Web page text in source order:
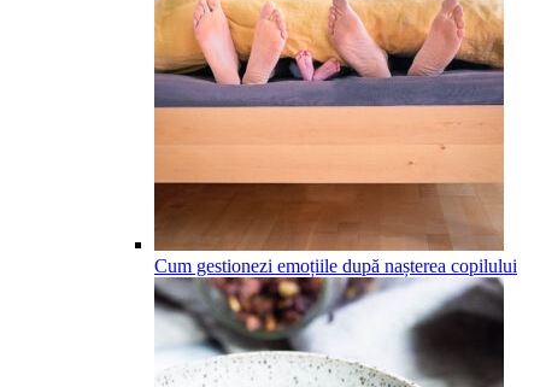
Cum gestionezi emoțiile după nașterea copilului